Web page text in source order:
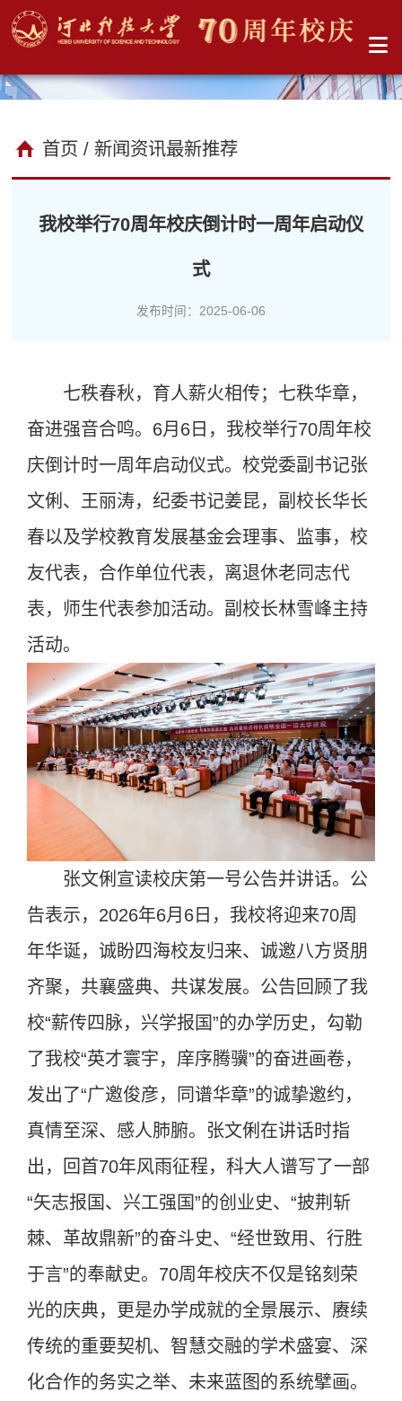
首页 / 新闻资讯最新推荐
我校举行70周年校庆倒计时一周年启动仪
式
发布时间：2025-06-06
七秩春秋，育人薪火相传；七秩华章，
奋进强音合鸣。6月6日，我校举行70周年校
庆倒计时一周年启动仪式。校党委副书记张
文俐、王丽涛，纪委书记姜昆，副校长华长
春以及学校教育发展基金会理事、监事，校
友代表，合作单位代表，离退休老同志代
表，师生代表参加活动。副校长林雪峰主持
活动。
张文俐宣读校庆第一号公告并讲话。公
告表示，2026年6月6日，我校将迎来70周
年华诞，诚盼四海校友归来、诚邀八方贤朋
齐聚，共襄盛典、共谋发展。公告回顾了我
校“薪传四脉，兴学报国”的办学历史，勾勒
了我校“英才寰宇，庠序腾骥”的奋进画卷，
发出了“广邀俊彦，同谱华章”的诚挚邀约，
真情至深、感人肺腑。张文俐在讲话时指
出，回首70年风雨征程，科大人谱写了一部
“矢志报国、兴工强国”的创业史、“披荆斩
棘、革故鼎新”的奋斗史、“经世致用、行胜
于言”的奉献史。70周年校庆不仅是铭刻荣
光的庆典，更是办学成就的全景展示、赓续
传统的重要契机、智慧交融的学术盛宴、深
化合作的务实之举、未来蓝图的系统擘画。